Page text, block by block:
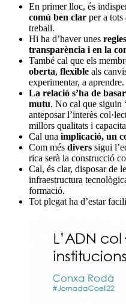
En primer lloc, és
comú ben clar per a tots
treball.
Hi ha d’haver unes
transparència i en la
També cal que els
oberta, flexible als
experimentar, a aprendre.
La relació s’ha de
mutu. No cal que siguin
anteposar l’interès
millors qualitats i
Cal una implicació, un
Com més divers sigui
rica serà la construcció
Cal, és clar, disposar de
infraestructura
formació.
Tot plegat ha d’estar